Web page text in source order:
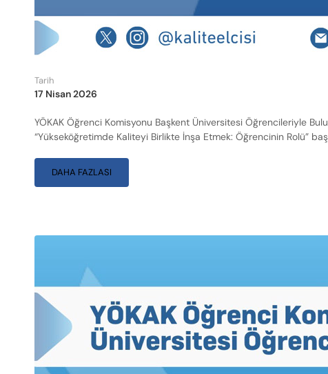
Tarih
17 Nisan 2026
YÖKAK Öğrenci Komisyonu Başkent Üniversitesi Öğrencileriyle
“Yükseköğretimde Kaliteyi Birlikte İnşa Etmek: Öğrencinin Rolü”
DAHA FAZLASI